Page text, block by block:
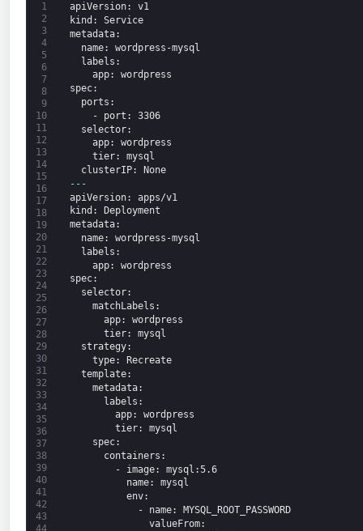
1
2
3
4
5
6
7
8
9
10
11
12
13
14
15
16
17
18
19
20
21
22
23
24
25
26
27
28
29
30
31
32
33
34
35
36
37
38
39
40
41
42
43
apiVersion: v1
kind : Service
metadata:
name: wordpress-mysql
labels :
app: wordpress
spec:
ports :
-
port : 3306
selector:
app: wordpress
tier: mysql
clusterIP: None
---
apiVersion: apps/v1
kind : Deployment
metadata:
name: wordpress-mysql
labels :
app: wordpress
spec:
selector:
matchLabels :
app: wordpress
tier: mysql
strategy:
type: Recreate
template:
metadata:
labels :
app: wordpress
tier: mysql
spec:
containers :
-
image: mysql :5.6
name: mysql
env:
-
name: MYSQL_ROOT_PASSWORD
valueFrom: